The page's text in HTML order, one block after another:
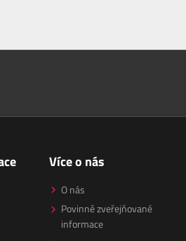
Více o nás
O nás
Povinně zveřejňované
informace